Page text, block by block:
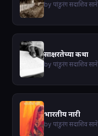
by पांडुरंग सदाशिव साने
साक्षरतेच्या कथा
by पांडुरंग सदाशिव साने
भारतीय नारी
by पांडुरंग सदाशिव साने